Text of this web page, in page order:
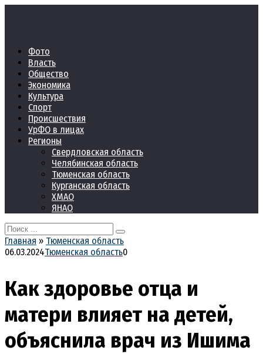
Фото
Власть
Общество
Экономика
Культура
Спорт
Происшествия
УрФО в лицах
Регионы
Свердловская область
Челябинская область
Тюменская область
Курганская область
ХМАО
ЯНАО
Search
for:
Главная » Тюменская область
06.03.2024Тюменская область0
Как здоровье отца и
матери влияет на детей,
объяснила врач из Ишима